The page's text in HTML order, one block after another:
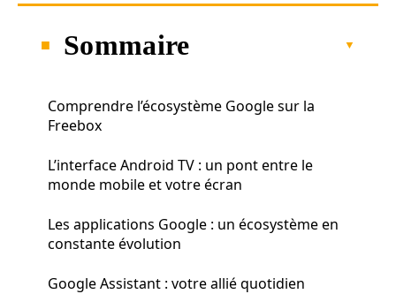
Sommaire
Comprendre l’écosystème Google sur la
Freebox
L’interface Android TV : un pont entre le
monde mobile et votre écran
Les applications Google : un écosystème en
constante évolution
Google Assistant : votre allié quotidien